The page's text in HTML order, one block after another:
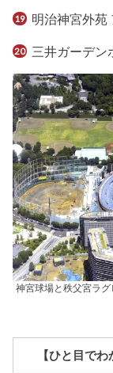
明治神宮外苑
三井ガーデン
神宮球場と秩父宮ラ
【ひと目で